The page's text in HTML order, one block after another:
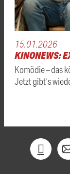
15.01.2026
KINONEWS:
Komödie – das
Jetzt gibt’s